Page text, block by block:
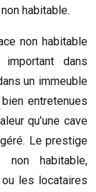
habitable.
non habitable
dans
un immeuble
entretenues
qu’une cave
Le prestige
habitable,
les locataires